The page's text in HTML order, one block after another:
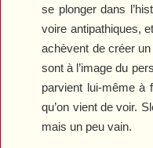
se plonger dans
voire antipathiques,
achèvent de créer
sont à l’image du
parvient lui-même à
qu’on vient de voir.
mais un peu vain.